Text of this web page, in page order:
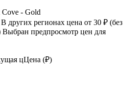
- Gold
В других регионах цена от 30 ₽ (без
Выбран предпросмотр цен для
цЦена (₽)